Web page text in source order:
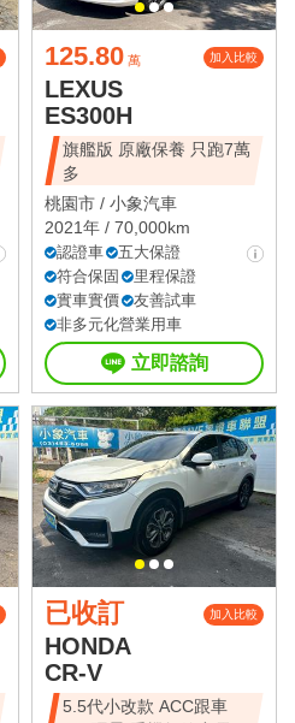
125.80 萬 加入比較
LEXUS
ES300H
旗艦版 原廠保養 只跑7萬
多
桃園市 / 小象汽車
2021年 / 70,000km
認證車
五大保證
符合保固
里程保證
實車實價
友善試車
非多元化營業用車
立即諮詢
已收訂 加入比較
HONDA
CR-V
5.5代小改款 ACC跟車